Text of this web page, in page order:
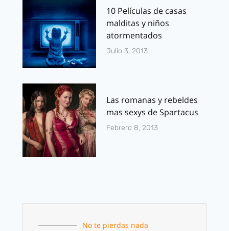
10 Películas de casas
malditas y niños
atormentados
Julio 3, 2013
Las romanas y rebeldes
mas sexys de Spartacus
Febrero 8, 2013
No te pierdas nada